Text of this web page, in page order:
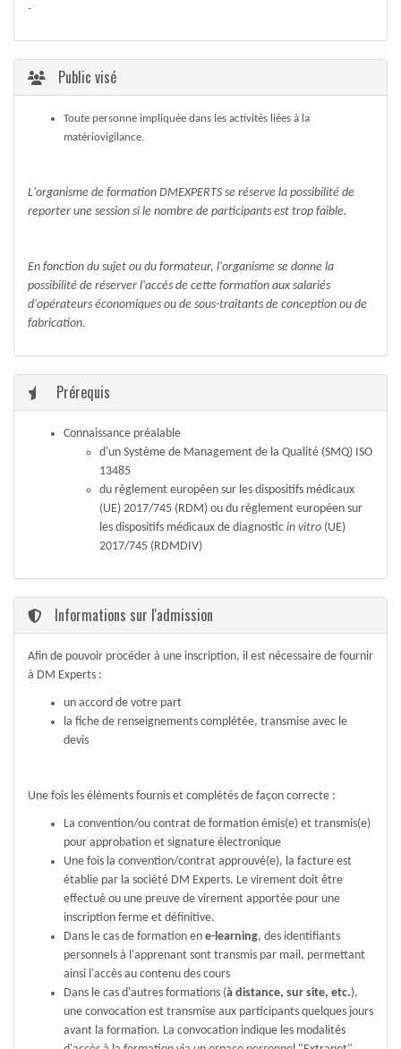
-
Public visé
Toute personne impliquée dans les activités liées à la
matériovigilance.
L'organisme de formation DMEXPERTS se réserve la possibilité de
reporter une session si le nombre de participants est trop faible.
En fonction du sujet ou du formateur, l'organisme se donne la
possibilité de réserver l'accès de cette formation aux salariés
d'opérateurs économiques ou de sous-traitants de conception ou de
fabrication.
Prérequis
Connaissance préalable
d'un Système de Management de la Qualité (SMQ) ISO
13485
du règlement européen sur les dispositifs médicaux
(UE) 2017/745 (RDM) ou du règlement européen sur
les dispositifs médicaux de diagnostic in vitro (UE)
2017/745 (RDMDIV)
Informations sur l'admission
Afin de pouvoir procéder à une inscription, il est nécessaire de fournir
à DM Experts :
un accord de votre part
la fiche de renseignements complétée, transmise avec le
devis
Une fois les éléments fournis et complétés de façon correcte :
La convention/ou contrat de formation émis(e) et transmis(e)
pour approbation et signature électronique
Une fois la convention/contrat approuvé(e), la facture est
établie par la société DM Experts. Le virement doit être
effectué ou une preuve de virement apportée pour une
inscription ferme et définitive.
Dans le cas de formation en e-learning, des identifiants
personnels à l'apprenant sont transmis par mail, permettant
ainsi l'accès au contenu des cours
Dans le cas d'autres formations (à distance, sur site, etc.),
une convocation est transmise aux participants quelques jours
avant la formation. La convocation indique les modalités